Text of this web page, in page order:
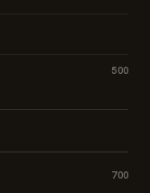
500
700